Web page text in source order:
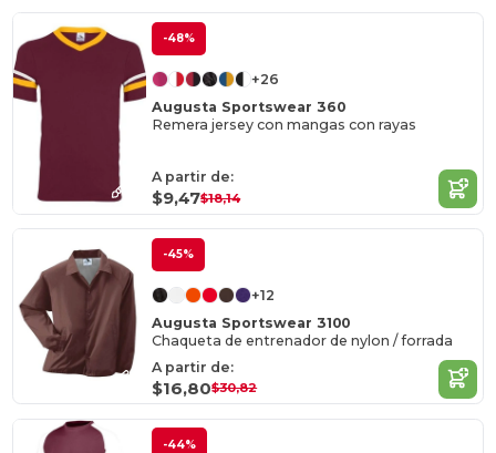
-48%
+26
Augusta Sportswear 360
Remera jersey con mangas con rayas
A partir de:
$9,47$18,14
-45%
+12
Augusta Sportswear 3100
Chaqueta de entrenador de nylon / forrada
A partir de:
$16,80$30,82
-44%